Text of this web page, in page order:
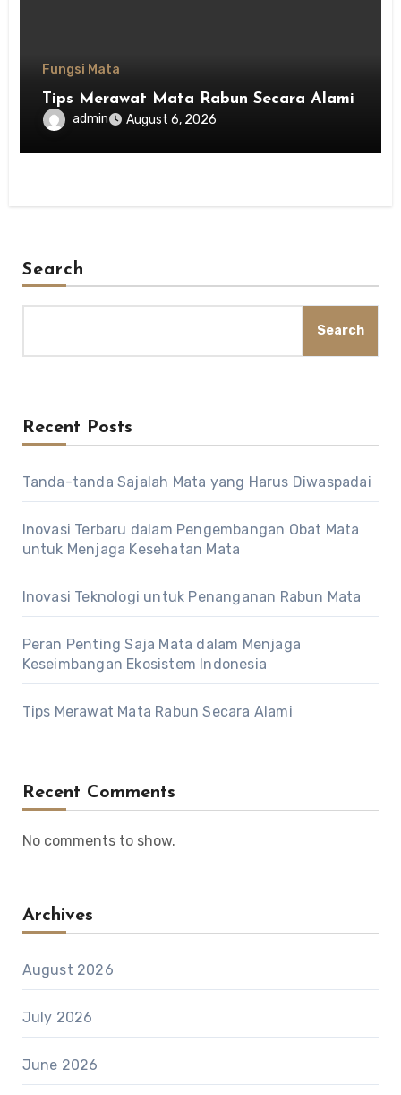
Fungsi Mata
Tips Merawat Mata Rabun Secara Alami
admin August 6, 2026
Search
Search
Recent Posts
Tanda-tanda Sajalah Mata yang Harus Diwaspadai
Inovasi Terbaru dalam Pengembangan Obat Mata
untuk Menjaga Kesehatan Mata
Inovasi Teknologi untuk Penanganan Rabun Mata
Peran Penting Saja Mata dalam Menjaga
Keseimbangan Ekosistem Indonesia
Tips Merawat Mata Rabun Secara Alami
Recent Comments
No comments to show.
Archives
August 2026
July 2026
June 2026